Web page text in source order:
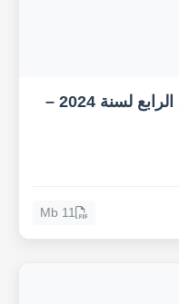
مجلة الألكسو الإعلامية الثلاثي الرابع لسنة 2024 –
11 Mb